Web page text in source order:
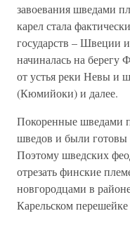
завоевания шведами
карел стала
государств – Швеции
начиналась на берегу
от устья реки Невы и
(Кюмийоки) и далее.
Покоренные шведами
шведов и были готовы
Поэтому шведских
отрезать финские
новгородцами в
Карельском